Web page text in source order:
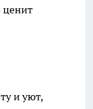
ценит
и уют,